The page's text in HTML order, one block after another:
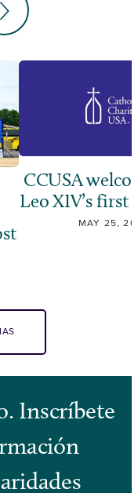
CCUSA
Leo XIV’s first
MAY 25,
Inscríbete